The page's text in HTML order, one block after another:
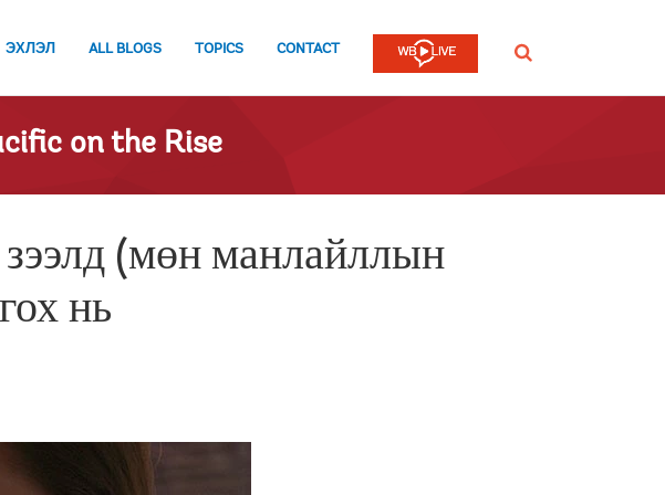
ЭХЛЭЛ ALL BLOGS TOPICS CONTACT SEARCH
on the Rise
(мөн манлайллын
нь